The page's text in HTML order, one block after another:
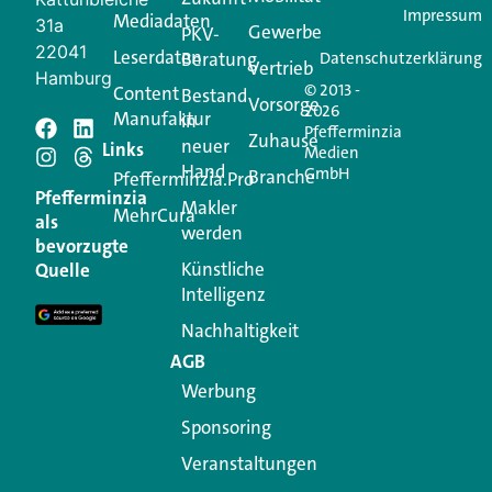
Schreiben Sie einen
Kommentar
Ihre E-Mail-Adresse wird nicht veröffentlicht.
Erforderliche Felder sind mit
Kommentar
31a
22041
Hamburg
Pfefferminzia
als
bevorzugte
Quelle
Mediadaten
Leserdaten
Content
Manufaktur
Links
Pfefferminzia.Pro
MehrCura
PKV-
Beratung
Bestand
in
neuer
Hand
Makler
werden
Künstliche
Intelligenz
Nachhaltigkeit
AGB
Werbung
Sponsoring
Veranstaltungen
Gewerbe
Vertrieb
Vorsorge
Zuhause
Branche
© 2013 -
2026
Pfefferminzia
Medien
GmbH
Impressum
Datenschutzerklärung